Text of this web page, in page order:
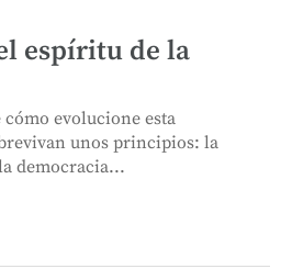
espíritu de la
evolucione esta
unos principios: la
democracia...